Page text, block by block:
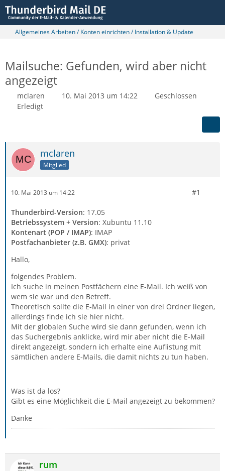
Allgemeines Arbeiten / Konten einrichten / Installation & Update
Mailsuche: Gefunden, wird aber nicht
angezeigt
mclaren 10. Mai 2013 um 14:22
Geschlossen
Erledigt
mclaren
Mitglied
10. Mai 2013 um 14:22 #1
Thunderbird-Version: 17.05
Betriebssystem + Version: Xubuntu 11.10
Kontenart (POP / IMAP): IMAP
Postfachanbieter (z.B. GMX): privat
Hallo,
folgendes Problem.
Ich suche in meinen Postfächern eine E-Mail. Ich weiß von
wem sie war und den Betreff.
Theoretisch sollte die E-Mail in einer von drei Ordner liegen,
allerdings finde ich sie hier nicht.
Mit der globalen Suche wird sie dann gefunden, wenn ich
das Suchergebnis anklicke, wird mir aber nicht die E-Mail
direkt angezeigt, sondern ich erhalte eine Auflistung mit
sämtlichen andere E-Mails, die damit nichts zu tun haben.
Was ist da los?
Gibt es eine Möglichkeit die E-Mail angezeigt zu bekommen?
Danke
rum